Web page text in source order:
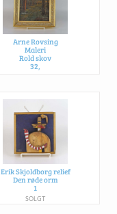
Arne Rovsing
Maleri
Rold skov
32,
Erik Skjoldborg relief
Den røde orm
1
SOLGT